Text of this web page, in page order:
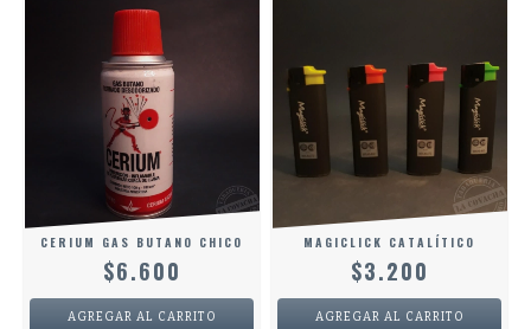
CERIUM GAS BUTANO CHICO
$6.600
MAGICLICK CATALÍTICO
$3.200